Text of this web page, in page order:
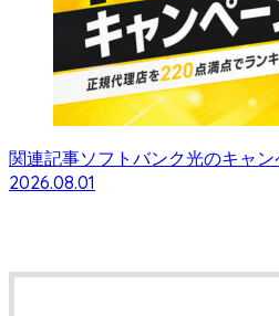
関連記事ソフトバンク光のキャ
2026.08.01